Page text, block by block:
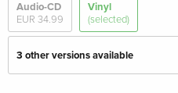
Audio-CD
EUR 34.99
Vinyl
(selected)
3 other versions available